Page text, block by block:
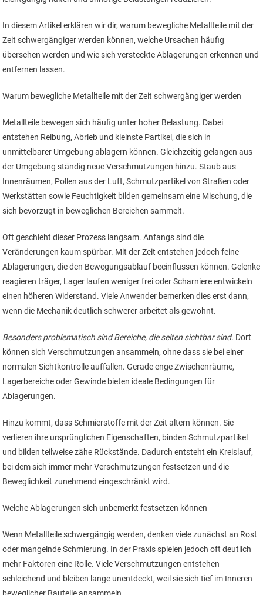
In diesem Artikel erklären wir dir, warum bewegliche Metallteile mit der
Zeit schwergängiger werden können, welche Ursachen häufig
übersehen werden und wie sich versteckte Ablagerungen erkennen und
entfernen lassen.
Warum bewegliche Metallteile mit der Zeit schwergängiger werden
Metallteile bewegen sich häufig unter hoher Belastung. Dabei
entstehen Reibung, Abrieb und kleinste Partikel, die sich in
unmittelbarer Umgebung ablagern können. Gleichzeitig gelangen aus
der Umgebung ständig neue Verschmutzungen hinzu. Staub aus
Innenräumen, Pollen aus der Luft, Schmutzpartikel von Straßen oder
Werkstätten sowie Feuchtigkeit bilden gemeinsam eine Mischung, die
sich bevorzugt in beweglichen Bereichen sammelt.
Oft geschieht dieser Prozess langsam. Anfangs sind die
Veränderungen kaum spürbar. Mit der Zeit entstehen jedoch feine
Ablagerungen, die den Bewegungsablauf beeinflussen können. Gelenke
reagieren träger, Lager laufen weniger frei oder Scharniere entwickeln
einen höheren Widerstand. Viele Anwender bemerken dies erst dann,
wenn die Mechanik deutlich schwerer arbeitet als gewohnt.
Besonders problematisch sind Bereiche, die selten sichtbar sind. Dort
können sich Verschmutzungen ansammeln, ohne dass sie bei einer
normalen Sichtkontrolle auffallen. Gerade enge Zwischenräume,
Lagerbereiche oder Gewinde bieten ideale Bedingungen für
Ablagerungen.
Hinzu kommt, dass Schmierstoffe mit der Zeit altern können. Sie
verlieren ihre ursprünglichen Eigenschaften, binden Schmutzpartikel
und bilden teilweise zähe Rückstände. Dadurch entsteht ein Kreislauf,
bei dem sich immer mehr Verschmutzungen festsetzen und die
Beweglichkeit zunehmend eingeschränkt wird.
Welche Ablagerungen sich unbemerkt festsetzen können
Wenn Metallteile schwergängig werden, denken viele zunächst an Rost
oder mangelnde Schmierung. In der Praxis spielen jedoch oft deutlich
mehr Faktoren eine Rolle. Viele Verschmutzungen entstehen
schleichend und bleiben lange unentdeckt, weil sie sich tief im Inneren
beweglicher Bauteile ansammeln.